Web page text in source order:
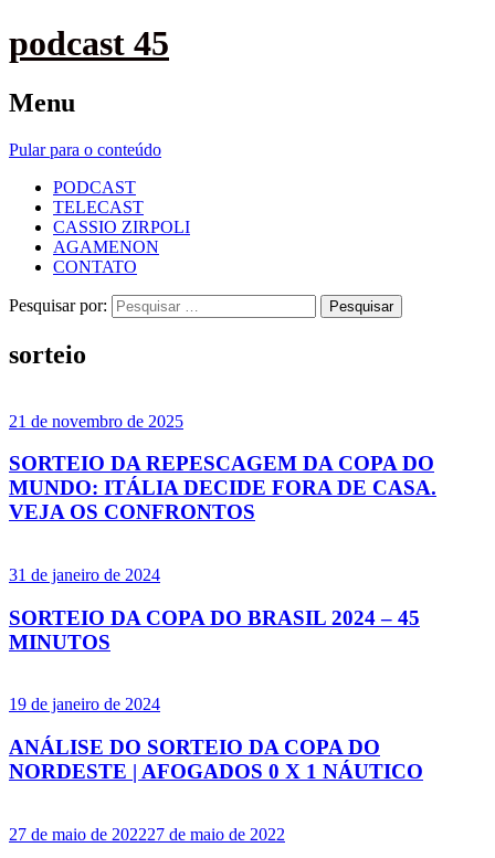
podcast 45
Menu
Pular para o conteúdo
PODCAST
TELECAST
CASSIO ZIRPOLI
AGAMENON
CONTATO
Pesquisar por:
sorteio
21 de novembro de 2025
SORTEIO DA REPESCAGEM DA COPA DO
MUNDO: ITÁLIA DECIDE FORA DE CASA.
VEJA OS CONFRONTOS
31 de janeiro de 2024
SORTEIO DA COPA DO BRASIL 2024 – 45
MINUTOS
19 de janeiro de 2024
ANÁLISE DO SORTEIO DA COPA DO
NORDESTE | AFOGADOS 0 X 1 NÁUTICO
27 de maio de 202227 de maio de 2022